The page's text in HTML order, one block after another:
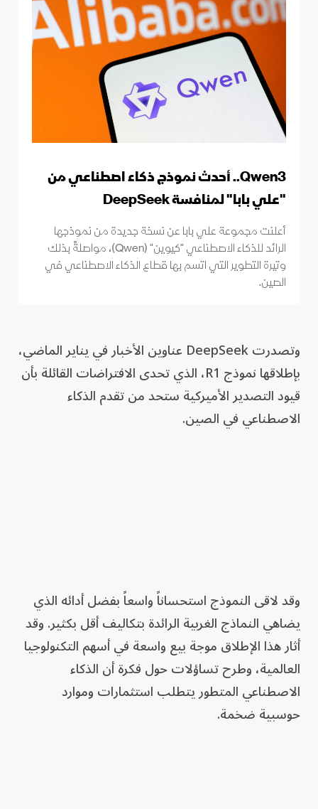
Qwen3.. أحدث نموذج ذكاء اصطناعي من
"علي بابا" لمنافسة DeepSeek
أعلنت مجموعة علي بابا عن نسخة جديدة من نموذجها
الرائد للذكاء الاصطناعي "كيوين" (Qwen)، مواصلةً بذلك
وتيرة التطوير التي اتسم بها قطاع الذكاء الاصطناعي في
الصين.
وتصدرت DeepSeek عناوين الأخبار في يناير الماضي،
بإطلاقها نموذج R1، الذي تحدى الافتراضات القائلة بأن
قيود التصدير الأميركية ستحد من تقدم الذكاء
الاصطناعي في الصين.
وقد لاقى النموذج استحساناً واسعاً بفضل أدائه الذي
يضاهي النماذج الغربية الرائدة بتكاليف أقل بكثير. وقد
أثار هذا الإطلاق موجة بيع واسعة في أسهم التكنولوجيا
العالمية، وطرح تساؤلات حول فكرة أن الذكاء
الاصطناعي المتطور يتطلب استثمارات وموارد
حوسبية ضخمة.